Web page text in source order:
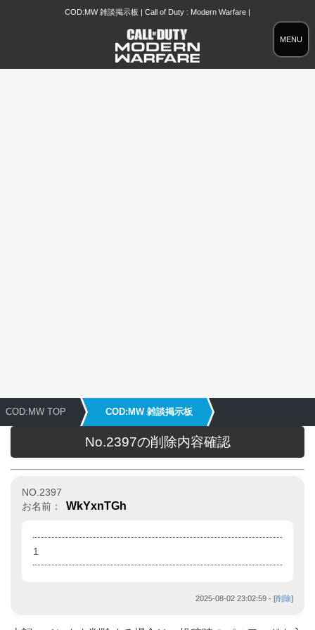
MENU
COD:MW 雑談掲示板 | Call of Duty : Modern Warfare |
COD:MW TOP COD:MW 雑談掲示板
No.2397の削除内容確認
NO.2397
お名前：
WkYxnTGh
1
2025-08-02 23:02:59 - [削除]